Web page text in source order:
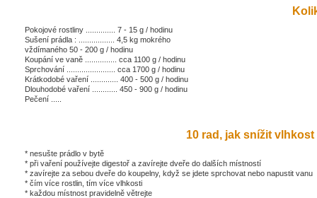
Pokojové rostliny .............. 7 - 15 g / hodinu
Sušení prádla : ................. 4,5 kg mokrého
vždímaného 50 - 200 g / hodinu
Koupání ve vaně ............... cca 1100 g / hodinu
Sprchování ....................... cca 1700 g / hodinu
Krátkodobé vaření ............. 400 - 500 g / hodinu
Dlouhodobé vaření ............ 450 - 900 g / hodinu
Pečení .....
10 rad, jak snížit vlhkost
* nesušte prádlo v bytě
* při vaření používejte digestoř a zavírejte dveře do dalších místností
* zavírejte za sebou dveře do koupelny, když se jdete sprchovat nebo napustit vanu
* čím více rostlin, tím více vlhkosti
* každou místnost pravidelně větrejte